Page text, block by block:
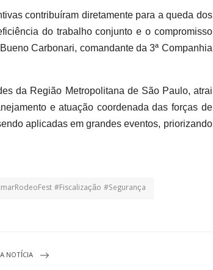
contribuíram diretamente para a queda dos
do trabalho conjunto e o compromisso
Carbonari, comandante da 3ª Companhia
da Região Metropolitana de São Paulo, atrai
e atuação coordenada das forças de
aplicadas em grandes eventos, priorizando
#Fiscalização #Segurança
NOTÍCIA